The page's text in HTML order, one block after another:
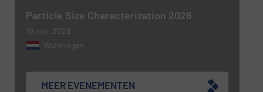
Particle Size Characterization 2026
10 nov, 2026
Wateringen
MEER EVENEMENTEN